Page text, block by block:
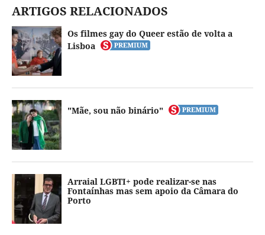
ARTIGOS RELACIONADOS
Os filmes gay do Queer estão de volta a
Lisboa
"Mãe, sou não binário"
Arraial LGBTI+ pode realizar-se nas
Fontaínhas mas sem apoio da Câmara do
Porto